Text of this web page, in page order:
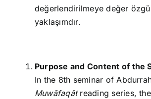
değerlendirilmeye değer
yaklaşımdır.
Purpose and Content of the
In the 8th seminar of
Muwāfaqātreading series,